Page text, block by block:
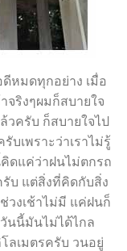
หมดทุกอย่าง เมื่อ
จริงๆผมก็สบายใจ
ครับ ก็สบายใจไป
บเพราะว่าเราไม่รู้
ดแค่ว่าฝนไม่ตกรถ
บ แต่สิ่งที่คิดกับสิ่ง
วงเช้าไม่มี แค่ฝนก็
นนี้มันไม่ได้ไกล
ลเมตรครับ วนอยู่